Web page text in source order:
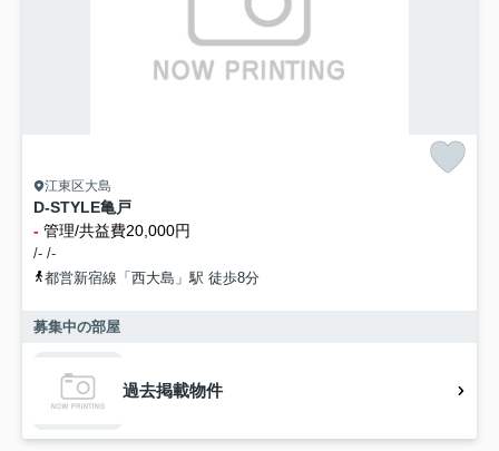
江東区大島
D-STYLE亀戸
- 管理/共益費20,000円
/- /-
都営新宿線「西大島」駅 徒歩8分
募集中の部屋
過去掲載物件